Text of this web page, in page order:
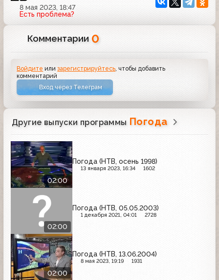
8 мая 2023, 18:47
Есть проблема?
Комментарии 0
Войдите илизарегистрируйтесь , чтобы добавить
комментарий
Вход через Телеграм
Другие выпуски программы Погода
02:00
Погода (НТВ, осень 1998)
13 января 2023, 16:34 1602
02:00
Погода (НТВ, 05.05.2003)
1 декабря 2021, 04:01 2728
02:00
Погода (НТВ, 13.06.2004)
8 мая 2023, 19:19 1931